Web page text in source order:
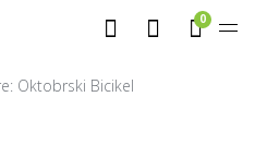
0
Oktobrski Bicikel